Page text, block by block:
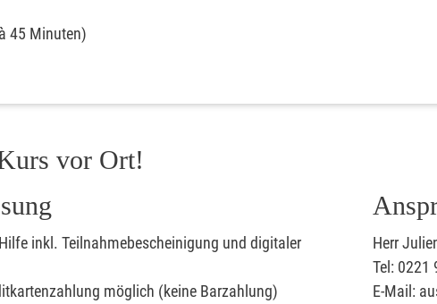
45 Minuten)
vor Ort!
inkl. Teilnahmebescheinigung und digitaler
möglich (keine Barzahlung)
Herr
Tel: 0221
E-Mail: